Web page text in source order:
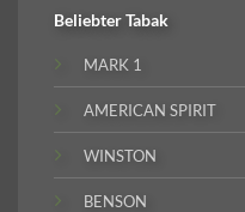
BeliebterTabak
MARK 1
AMERICAN SPIRIT
WINSTON
BENSON